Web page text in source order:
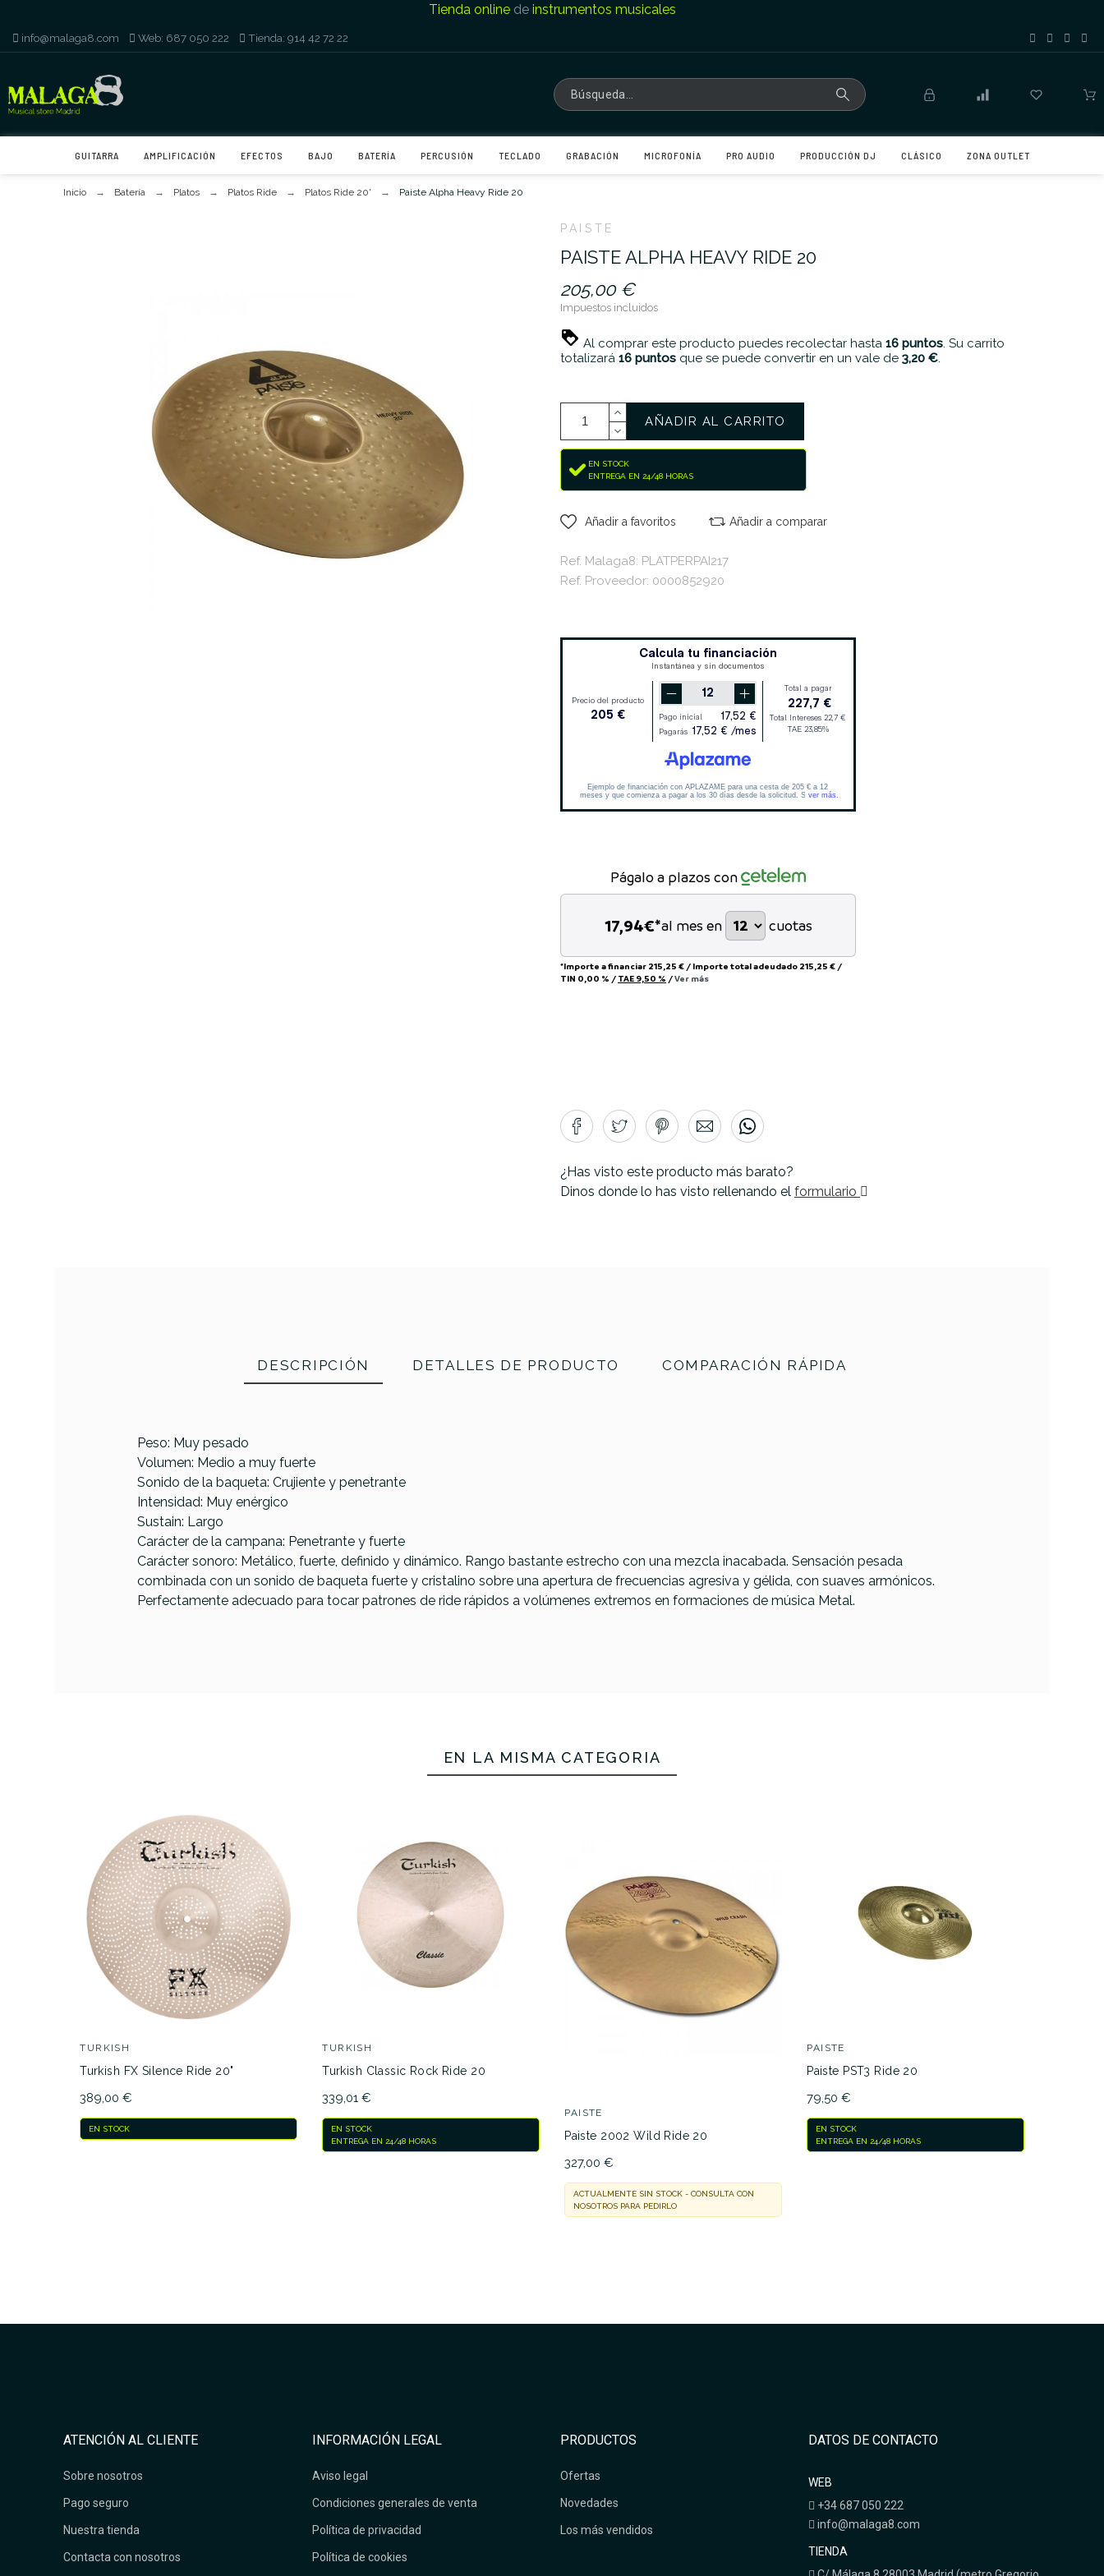
Tienda onlinede instrumentos musicales
info@malaga8.com Web: 687 050 222 Tienda: 914 42 72 22
GUITARRA AMPLIFICACIÓN EFECTOS BAJO BATERÍA PERCUSIÓN TECLADO GRABACIÓN MICROFONÍA PRO AUDIO PRODUCCIÓN DJ CLÁSICO ZONA OUTLET
Inicio Batería Platos Platos Ride Platos Ride 20' Paiste Alpha Heavy Ride 20
PAISTE
PAISTE ALPHA HEAVY RIDE 20
205,00 €
Impuestos incluidos
Al comprar este producto puedes recolectar hasta 16 puntos. Su carrito
totalizará 16 puntos que se puede convertir en un vale de 3,20 €.
AÑADIR AL CARRITO
EN STOCK
ENTREGA EN 24/48 HORAS
Añadir a favoritos Añadir a comparar
Ref. Malaga8: PLATPERPAI217
Ref. Proveedor: 0000852920
Págalo a plazos con
17,94€*al mes en cuotas
*Importe a financiar 215,25 € / Importe total adeudado 215,25 € /
TIN 0,00 % / TAE 9,50 % /Ver más
¿Has visto este producto más barato?
Dinos donde lo has visto rellenando el formulario
DESCRIPCIÓN DETALLES DE PRODUCTO COMPARACIÓN RÁPIDA
Peso: Muy pesado
Volumen: Medio a muy fuerte
Sonido de la baqueta: Crujiente y penetrante
Intensidad: Muy enérgico
Sustain: Largo
Carácter de la campana: Penetrante y fuerte
Carácter sonoro: Metálico, fuerte, definido y dinámico. Rango bastante estrecho con una mezcla inacabada. Sensación pesada
combinada con un sonido de baqueta fuerte y cristalino sobre una apertura de frecuencias agresiva y gélida, con suaves armónicos.
Perfectamente adecuado para tocar patrones de ride rápidos a volúmenes extremos en formaciones de música Metal.
Referencia PLATPERPAI217
PRODUCTO
Meinl MEINL CC17DAC
AVAILABILITY
PRECIO 195,00 € 194,00 €
DESCRIPCIÓN
EN LA MISMA CATEGORÍA
TURKISH
Turkish FX Silence Ride 20"
389,00 €
EN STOCK
TURKISH
Turkish Classic Rock Ride 20
339,01 €
EN STOCK
ENTREGA EN 24/48 HORAS
PAISTE
Paiste 2002 Wild Ride 20
327,00 €
ACTUALMENTE SIN STOCK - CONSULTA CON
NOSOTROS PARA PEDIRLO
PAISTE
Paiste PST3 Ride 20
79,50 €
EN STOCK
ENTREGA EN 24/48 HORAS
ATENCIÓN AL CLIENTE
Sobre nosotros
Pago seguro
Nuestra tienda
Contacta con nosotros
INFORMACIÓN LEGAL
Aviso legal
Condiciones generales de venta
Política de privacidad
Política de cookies
PRODUCTOS
Ofertas
Novedades
Los más vendidos
DATOS DE CONTACTO
WEB
+34 687 050 222
info@malaga8.com
TIENDA